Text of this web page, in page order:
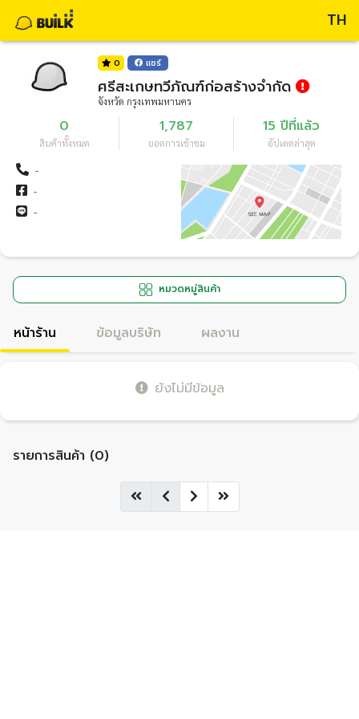
TH
0 แชร์
ศรีสะเกษทวีภัณฑ์ก่อสร้างจำกัด
จังหวัด กรุงเทพมหานคร
0
สินค้าทั้งหมด
1,787
ยอดการเข้าชม
15 ปีที่แล้ว
อัปเดตล่าสุด
-
-
-
หมวดหมู่สินค้า
หน้าร้าน ข้อมูลบริษัท ผลงาน
ยังไม่มีข้อมูล
รายการสินค้า (0)